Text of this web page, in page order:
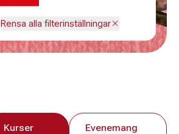
Rensa alla filterinställningar
Kurser
Evenemang